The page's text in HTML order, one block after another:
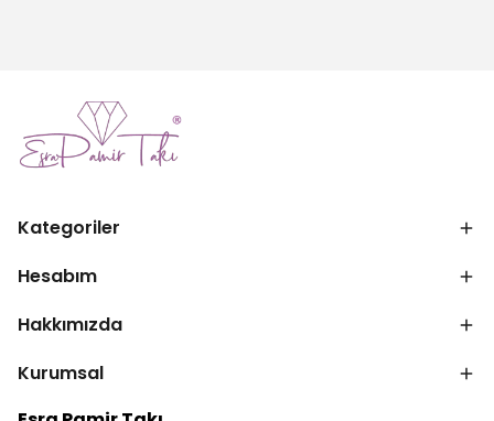
Kategoriler
Hesabım
Hakkımızda
Kurumsal